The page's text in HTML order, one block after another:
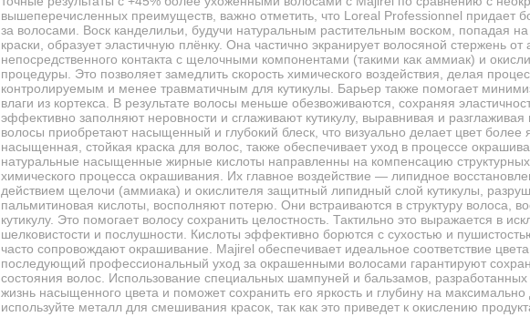
вышеперечисленных преимуществ, важно отметить, что Loreal Professionnel придает
за волосами. Воск канделильи, будучи натуральным растительным воском, попадая
краски, образует эластичную плёнку. Она частично экранирует волосяной стержень от
непосредственного контакта с щелочными компонентами (такими как аммиак) и
процедуры. Это позволяет замедлить скорость химического воздействия, делая
контролируемым и менее травматичным для кутикулы. Барьер также помогает
влаги из кортекса. В результате волосы меньше обезвоживаются, сохраняя
эффективно заполняют неровности и сглаживают кутикулу, выравнивая и
волосы приобретают насыщенный и глубокий блеск, что визуально делает цвет
насыщенная, стойкая краска для волос, также обеспечивает уход в процессе
натуральные насыщенные жирные кислоты направленны на компенсацию
химического процесса окрашивания. Их главное воздействие — липидное
действием щелочи (аммиака) и окислителя защитный липидный слой кутикулы,
пальмитиновая кислоты, восполняют потерю. Они встраиваются в структуру волоса,
кутикулу. Это помогает волосу сохранить целостность. Тактильно это выражается в
шелковистости и послушности. Кислоты эффективно борются с сухостью и
часто сопровождают окрашивание. Majirel обеспечивает идеальное соответствие
последующий профессиональный уход за окрашенными волосами гарантируют
состояния волос. Использование специальных шампуней и бальзамов,
жизнь насыщенного цвета и поможет сохранить его яркость и глубину на
используйте металл для смешивания красок, так как это приведет к окислению